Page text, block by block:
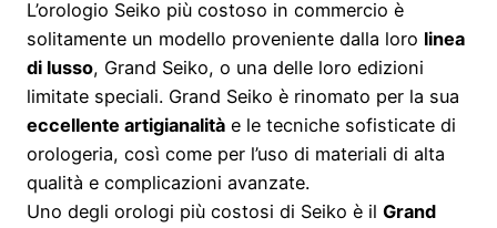
L’orologio Seiko più costoso in commercio è
solitamente un modello proveniente dalla loro linea
di lusso, Grand Seiko, o una delle loro edizioni
limitate speciali. Grand Seiko è rinomato per la sua
eccellente artigianalità e le tecniche sofisticate di
orologeria, così come per l’uso di materiali di alta
qualità e complicazioni avanzate.
Uno degli orologi più costosi di Seiko è il Grand